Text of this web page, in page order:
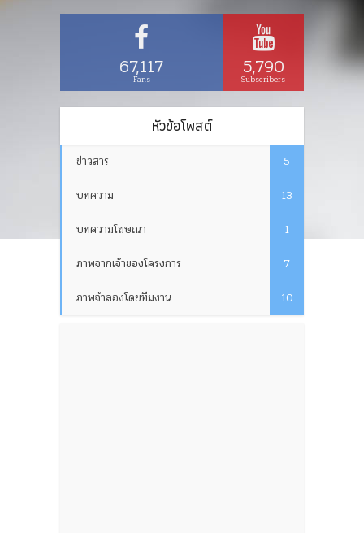
67,117
Fans 5,790
Subscribers
หัวข้อโพสต์
ข่าวสาร
5
บทความ
13
บทความโฆษณา
1
ภาพจากเจ้าของโครงการ
7
ภาพจำลองโดยทีมงาน
10